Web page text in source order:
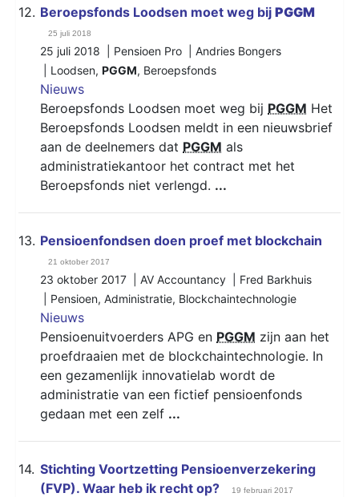
12. Beroepsfonds Loodsen moet weg bij PGGM
25 juli 2018
25 juli 2018 | Pensioen Pro | Andries Bongers
Loodsen, PGGM, Beroepsfonds
Nieuws
Beroepsfonds Loodsen moet weg bij PGGM Het
Beroepsfonds Loodsen meldt in een nieuwsbrief
aan de deelnemers dat PGGM als
administratiekantoor het contract met het
Beroepsfonds niet verlengd. ...
13. Pensioenfondsen doen proef met blockchain
21 oktober 2017
23 oktober 2017 | AV Accountancy | Fred Barkhuis
Pensioen, Administratie, Blockchaintechnologie
Nieuws
Pensioenuitvoerders APG en PGGM zijn aan het
proefdraaien met de blockchaintechnologie. In
een gezamenlijk innovatielab wordt de
administratie van een fictief pensioenfonds
gedaan met een zelf ...
14. Stichting Voortzetting Pensioenverzekering
(FVP). Waar heb ik recht op?
19 februari 2017